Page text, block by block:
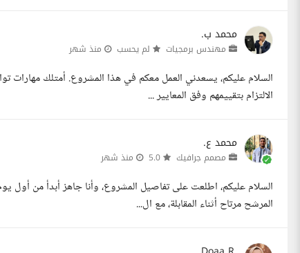
محمد ب.
مهندس برمجيات لم يحسب منذ شهر
السلام عليكم، يسعدني العمل معكم في هذا المشروع. أمتلك مهارات
الالتزام بتقييمهم وفق المعايير ...
محمد ع.
مصمم جرافيك منذ شهر
السلام عليكم، اطلعت على تفاصيل المشروع، وأنا جاهز أبدأ من أول
المرشح مرتاح أثناء المقابلة، مع ال...